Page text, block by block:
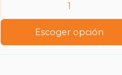
Escoger opción